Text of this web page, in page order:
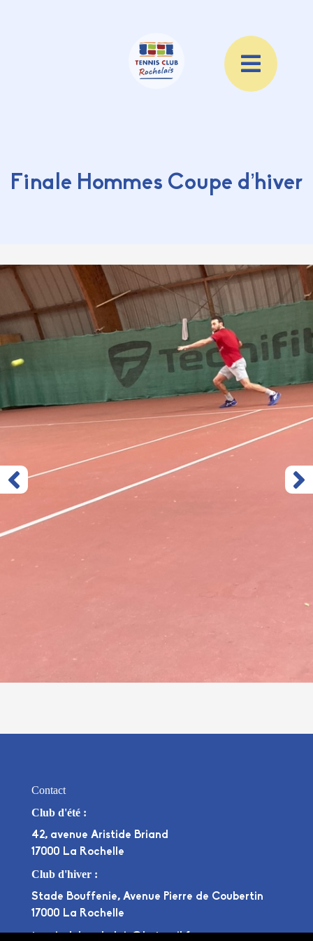
Finale Hommes Coupe d’hiver
Contact
Club d'été :
42, avenue Aristide Briand
17000 La Rochelle
Club d'hiver :
Stade Bouffenie, Avenue Pierre de Coubertin
17000 La Rochelle